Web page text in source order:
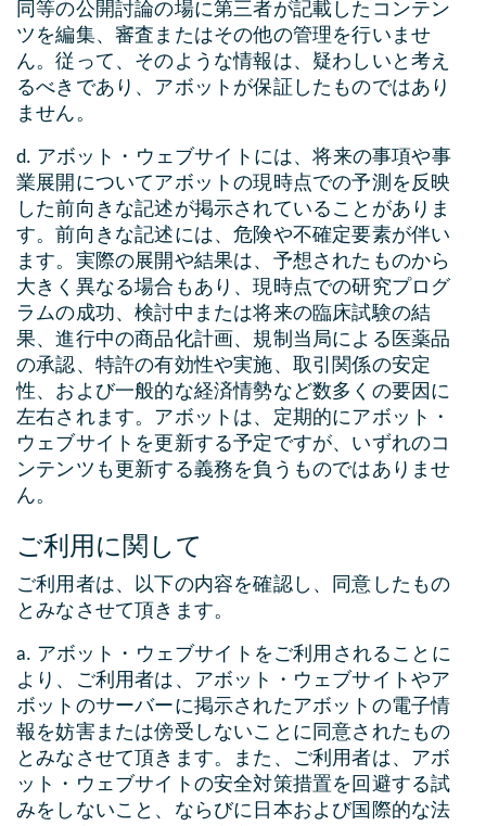
同等の公開討論の場に第三者が記載したコンテン
ツを編集、審査またはその他の管理を行いませ
ん。従って、そのような情報は、疑わしいと考え
るべきであり、アボットが保証したものではあり
ません。
d. アボット・ウェブサイトには、将来の事項や事
業展開についてアボットの現時点での予測を反映
した前向きな記述が掲示されていることがありま
す。前向きな記述には、危険や不確定要素が伴い
ます。実際の展開や結果は、予想されたものから
大きく異なる場合もあり、現時点での研究プログ
ラムの成功、検討中または将来の臨床試験の結
果、進行中の商品化計画、規制当局による医薬品
の承認、特許の有効性や実施、取引関係の安定
性、および一般的な経済情勢など数多くの要因に
左右されます。アボットは、定期的にアボット・
ウェブサイトを更新する予定ですが、いずれのコ
ンテンツも更新する義務を負うものではありませ
ん。
ご利用に関して
ご利用者は、以下の内容を確認し、同意したもの
とみなさせて頂きます。
a. アボット・ウェブサイトをご利用されることに
より、ご利用者は、アボット・ウェブサイトやア
ボットのサーバーに掲示されたアボットの電子情
報を妨害または傍受しないことに同意されたもの
とみなさせて頂きます。また、ご利用者は、アボ
ット・ウェブサイトの安全対策措置を回避する試
みをしないこと、ならびに日本および国際的な法